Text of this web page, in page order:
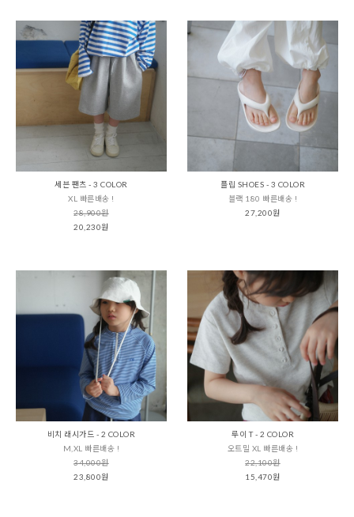
세븐 팬츠 - 3 COLOR
XL 빠른배송 !
28,900원
20,230원
플립 SHOES - 3 COLOR
블랙 180 빠른배송 !
27,200원
비치 래시가드 - 2 COLOR
M,XL 빠른배송 !
34,000원
23,800원
루이 T - 2 COLOR
오트밀 XL 빠른배송 !
22,100원
15,470원